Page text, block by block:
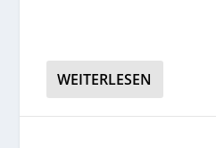
WEITERLESEN